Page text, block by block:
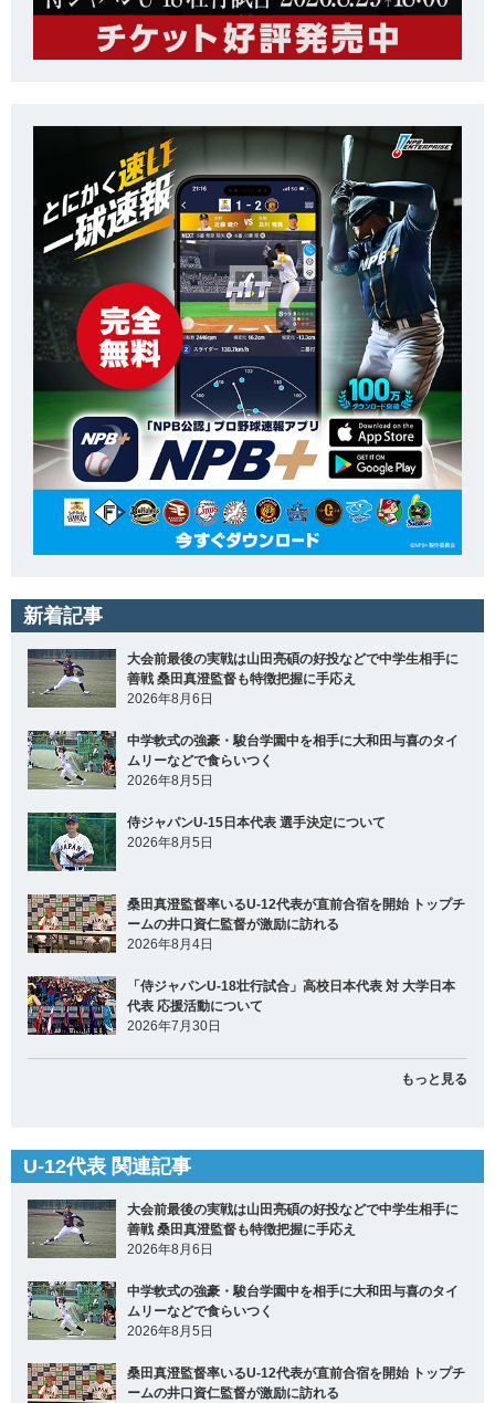
新着記事
大会前最後の実戦は山田亮碩の好投などで中学生相手に
善戦 桑田真澄監督も特徴把握に手応え
2026年8月6日
中学軟式の強豪・駿台学園中を相手に大和田与喜のタイ
ムリーなどで食らいつく
2026年8月5日
侍ジャパンU-15日本代表 選手決定について
2026年8月5日
桑田真澄監督率いるU-12代表が直前合宿を開始 トップチ
ームの井口資仁監督が激励に訪れる
2026年8月4日
「侍ジャパンU-18壮行試合」高校日本代表 対 大学日本
代表 応援活動について
2026年7月30日
もっと見る
U-12代表 関連記事
大会前最後の実戦は山田亮碩の好投などで中学生相手に
善戦 桑田真澄監督も特徴把握に手応え
2026年8月6日
中学軟式の強豪・駿台学園中を相手に大和田与喜のタイ
ムリーなどで食らいつく
2026年8月5日
桑田真澄監督率いるU-12代表が直前合宿を開始 トップチ
ームの井口資仁監督が激励に訪れる